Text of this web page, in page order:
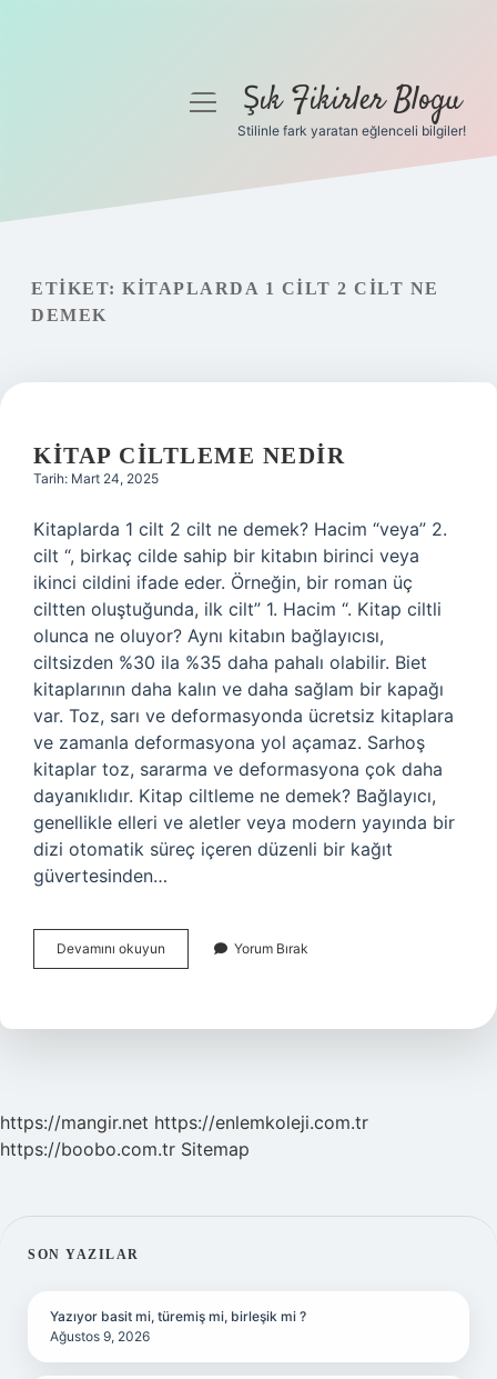
Gizlilik Politikası
Hakkımızda
menüyüŞık Fikirler Blogu
Stilinle fark yaratan eğlenceli bilgiler!
ETIKET: KITAPLARDA 1 CILT 2 CILT NE
DEMEK
KITAP CILTLEME NEDIR
Tarih: Mart 24, 2025
Kitaplarda 1 cilt 2 cilt ne demek? Hacim “veya” 2.
cilt “, birkaç cilde sahip bir kitabın birinci veya
ikinci cildini ifade eder. Örneğin, bir roman üç
ciltten oluştuğunda, ilk cilt” 1. Hacim “. Kitap ciltli
olunca ne oluyor? Aynı kitabın bağlayıcısı,
ciltsizden %30 ila %35 daha pahalı olabilir. Biet
kitaplarının daha kalın ve daha sağlam bir kapağı
var. Toz, sarı ve deformasyonda ücretsiz kitaplara
ve zamanla deformasyona yol açamaz. Sarhoş
kitaplar toz, sararma ve deformasyona çok daha
dayanıklıdır. Kitap ciltleme ne demek? Bağlayıcı,
genellikle elleri ve aletler veya modern yayında bir
dizi otomatik süreç içeren düzenli bir kağıt
güvertesinden…
Devamını okuyun
Ciltleme
Yorum Bırak
https://mangir.net https://enlemkoleji.com.tr
https://boobo.com.tr Sitemap
SIDEBAR
SON YAZILAR
Yazıyor basit mi, türemiş mi, birleşik mi ?
Ağustos 9, 2026